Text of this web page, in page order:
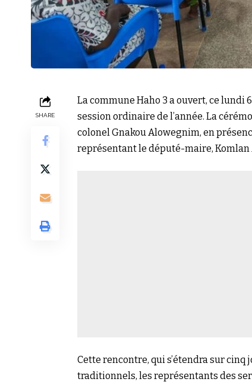
SHARE
La commune Haho 3 a ouvert, ce lundi
session ordinaire de l’année. La
colonel Gnakou Alowegnim, en
représentant le député-maire, Komlan
Cette rencontre, qui s’étendra sur
traditionnels, les représentants des